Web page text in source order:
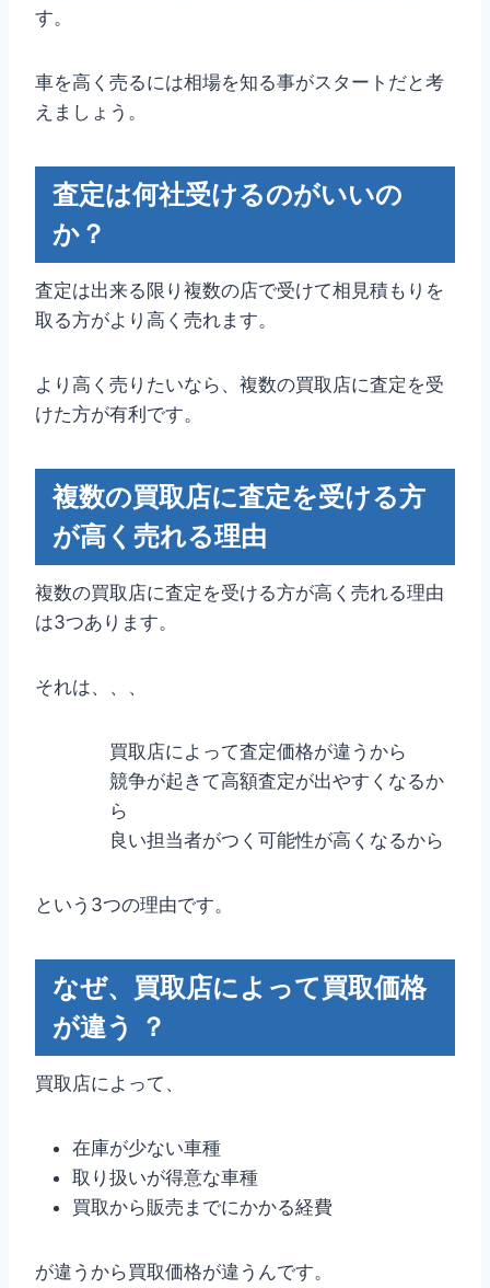
す。
車を高く売るには相場を知る事がスタートだと考
えましょう。
査定は何社受けるのがいいの
か？
査定は出来る限り複数の店で受けて相見積もりを
取る方がより高く売れます。
より高く売りたいなら、複数の買取店に査定を受
けた方が有利です。
複数の買取店に査定を受ける方
が高く売れる理由
複数の買取店に査定を受ける方が高く売れる理由
は3つあります。
それは、、、
買取店によって査定価格が違うから
競争が起きて高額査定が出やすくなるか
ら
良い担当者がつく可能性が高くなるから
という3つの理由です。
なぜ、買取店によって買取価格
が違う ？
買取店によって、
在庫が少ない車種
取り扱いが得意な車種
買取から販売までにかかる経費
が違うから買取価格が違うんです。